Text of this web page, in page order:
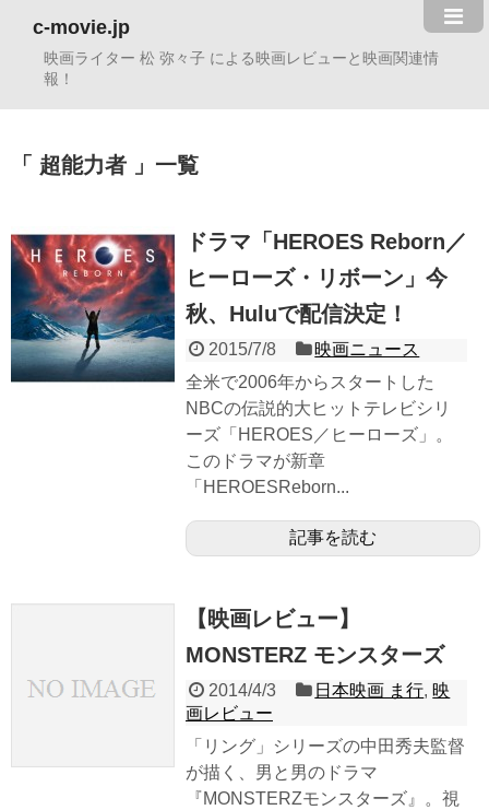
c-movie.jp
映画ライター 松 弥々子 による映画レビューと映画関連情
報！
超能力者 一覧
ドラマ「HEROES Reborn／
ヒーローズ・リボーン」今
秋、Huluで配信決定！
2015/7/8
映画ニュース
全米で2006年からスタートした
NBCの伝説的大ヒットテレビシリ
ーズ「HEROES／ヒーローズ」。
このドラマが新章
「HEROESReborn...
記事を読む
【映画レビュー】
MONSTERZ モンスターズ
2014/4/3 日本映画 ま行, 映
画レビュー
「リング」シリーズの中田秀夫監督
が描く、男と男のドラマ
『MONSTERZモンスターズ』。視